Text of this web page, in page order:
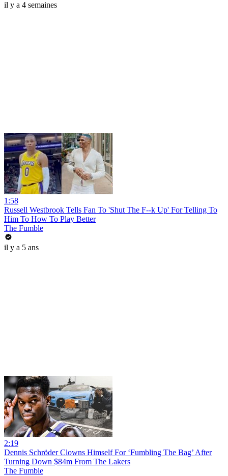
il y a 4 semaines
1:58
Russell Westbrook Tells Fan To 'Shut The F--k Up' For Telling To
Him To How To Play Better
The Fumble
il y a 5 ans
2:19
Dennis Schröder Clowns Himself For ‘Fumbling The Bag’ After
Turning Down $84m From The Lakers
The Fumble